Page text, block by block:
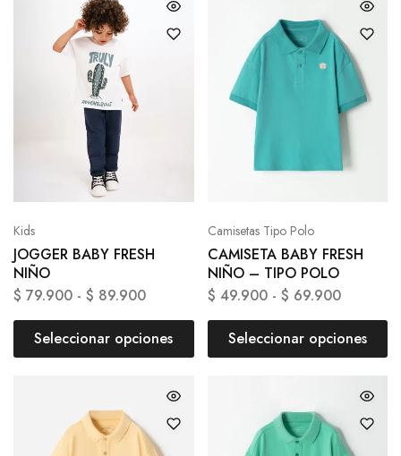
Kids
JOGGER BABY FRESH
NIÑO
$ 79.900 - $ 89.900
Seleccionar opciones
Camisetas Tipo Polo
CAMISETA BABY FRESH
NIÑO – TIPO POLO
$ 49.900 - $ 69.900
Seleccionar opciones